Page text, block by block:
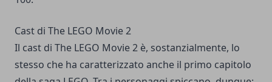
Cast di The LEGO Movie 2
Il cast di The LEGO Movie 2 è, sostanzialmente, lo
stesso che ha caratterizzato anche il primo capitolo